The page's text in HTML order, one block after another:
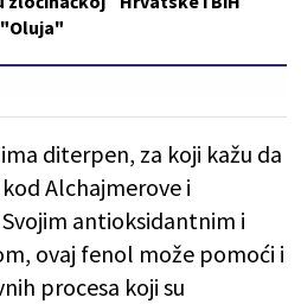
diterpen, za koji kažu da
Alchajmerove i
antioksidantnim i
ovaj fenol može pomoći i
procesa koji su